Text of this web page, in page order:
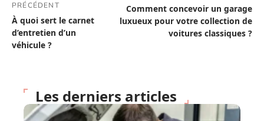
PRÉCÉDENT
À quoi sert le carnet
d’entretien d’un
véhicule ?
Comment concevoir un garage
luxueux pour votre collection de
voitures classiques ?
Les derniers articles